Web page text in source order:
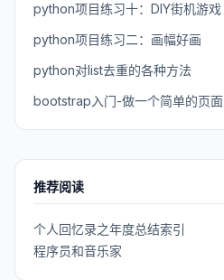
python项目练习十：DIY街机游戏
python项目练习二：画幅好画
python对list去重的各种方法
bootstrap入门-做一个简单的页面
推荐阅读
个人回忆录之年度总结索引
程序员和音乐家